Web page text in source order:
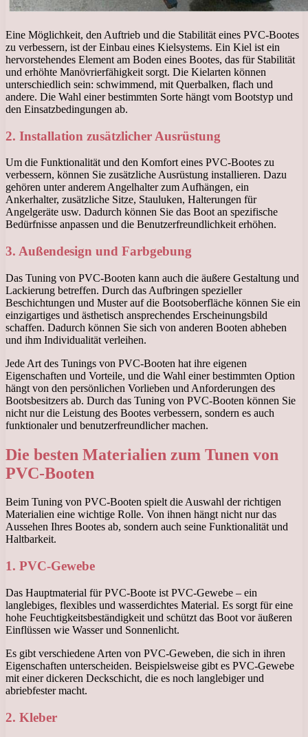
Eine Möglichkeit, den Auftrieb und die Stabilität eines PVC-Bootes
zu verbessern, ist der Einbau eines Kielsystems. Ein Kiel ist ein
hervorstehendes Element am Boden eines Bootes, das für Stabilität
und erhöhte Manövrierfähigkeit sorgt. Die Kielarten können
unterschiedlich sein: schwimmend, mit Querbalken, flach und
andere. Die Wahl einer bestimmten Sorte hängt vom Bootstyp und
den Einsatzbedingungen ab.
2. Installation zusätzlicher Ausrüstung
Um die Funktionalität und den Komfort eines PVC-Bootes zu
verbessern, können Sie zusätzliche Ausrüstung installieren. Dazu
gehören unter anderem Angelhalter zum Aufhängen, ein
Ankerhalter, zusätzliche Sitze, Stauluken, Halterungen für
Angelgeräte usw. Dadurch können Sie das Boot an spezifische
Bedürfnisse anpassen und die Benutzerfreundlichkeit erhöhen.
3. Außendesign und Farbgebung
Das Tuning von PVC-Booten kann auch die äußere Gestaltung und
Lackierung betreffen. Durch das Aufbringen spezieller
Beschichtungen und Muster auf die Bootsoberfläche können Sie ein
einzigartiges und ästhetisch ansprechendes Erscheinungsbild
schaffen. Dadurch können Sie sich von anderen Booten abheben
und ihm Individualität verleihen.
Jede Art des Tunings von PVC-Booten hat ihre eigenen
Eigenschaften und Vorteile, und die Wahl einer bestimmten Option
hängt von den persönlichen Vorlieben und Anforderungen des
Bootsbesitzers ab. Durch das Tuning von PVC-Booten können Sie
nicht nur die Leistung des Bootes verbessern, sondern es auch
funktionaler und benutzerfreundlicher machen.
Die besten Materialien zum Tunen von
PVC-Booten
Beim Tuning von PVC-Booten spielt die Auswahl der richtigen
Materialien eine wichtige Rolle. Von ihnen hängt nicht nur das
Aussehen Ihres Bootes ab, sondern auch seine Funktionalität und
Haltbarkeit.
1. PVC-Gewebe
Das Hauptmaterial für PVC-Boote ist PVC-Gewebe – ein
langlebiges, flexibles und wasserdichtes Material. Es sorgt für eine
hohe Feuchtigkeitsbeständigkeit und schützt das Boot vor äußeren
Einflüssen wie Wasser und Sonnenlicht.
Es gibt verschiedene Arten von PVC-Geweben, die sich in ihren
Eigenschaften unterscheiden. Beispielsweise gibt es PVC-Gewebe
mit einer dickeren Deckschicht, die es noch langlebiger und
abriebfester macht.
2. Kleber